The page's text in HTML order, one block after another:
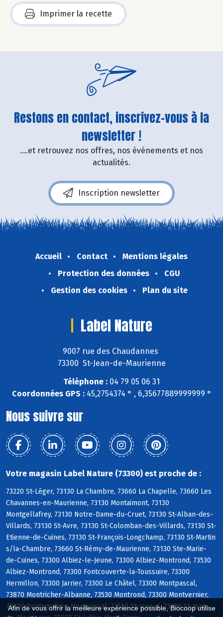
Afin de vous offrir la meilleure expérience possible, Biocoop utilise
Imprimer la recette
Restons en contact, inscrivez-vous à la
newsletter !
....et retrouvez nos offres, nos événements et nos
actualités.
Inscription newsletter
Accueil Contact
Mentions légales
Protection des données
CGU
Gestion des cookies
Plan du site
Label Nature
9007 rue des Chaudannes
73300 St-Jean-de-Maurienne
Téléphone : 04 79 05 06 31
Coordonnées GPS :45,2754374 ° , 6,35677889999999 °
Nous suivre sur
Votre magasin Label Nature (73300) est proche de :
73220 St-Léger, 73130 La Chambre, 73660 La Chapelle, 73660 Les
Chavannes-en-Maurienne, 73130 Montaimont, 73130
Montgellafrey, 73130 Notre-Dame-du-Cruet, 73130 St-Alban-des-
Villards, 73130 St-Avre, 73130 St-Colomban-des-Villards, 73130 St-
Etienne-de-Cuines, 73130 St-François-Longchamp, 73130 St-Martin
s/la-Chambre, 73660 St-Rémy-de-Maurienne, 73130 Ste-Marie-
de-Cuines, 73300 Albiez-le-Jeune, 73300 Albiez-Montrond, 73530
Albiez-Montrond, 73300 Fontcouverte-la-Toussuire, 73300
Hermillon, 73300 Jarrier, 73300 Le Châtel, 73300 Montpascal,
73870 Montricher-Albanne, 73530 Montrond, 73300 Montvernier,
73300 Pontamafrey-Montpascal, 73530 St-Jean-d, 73300 St-Jean-